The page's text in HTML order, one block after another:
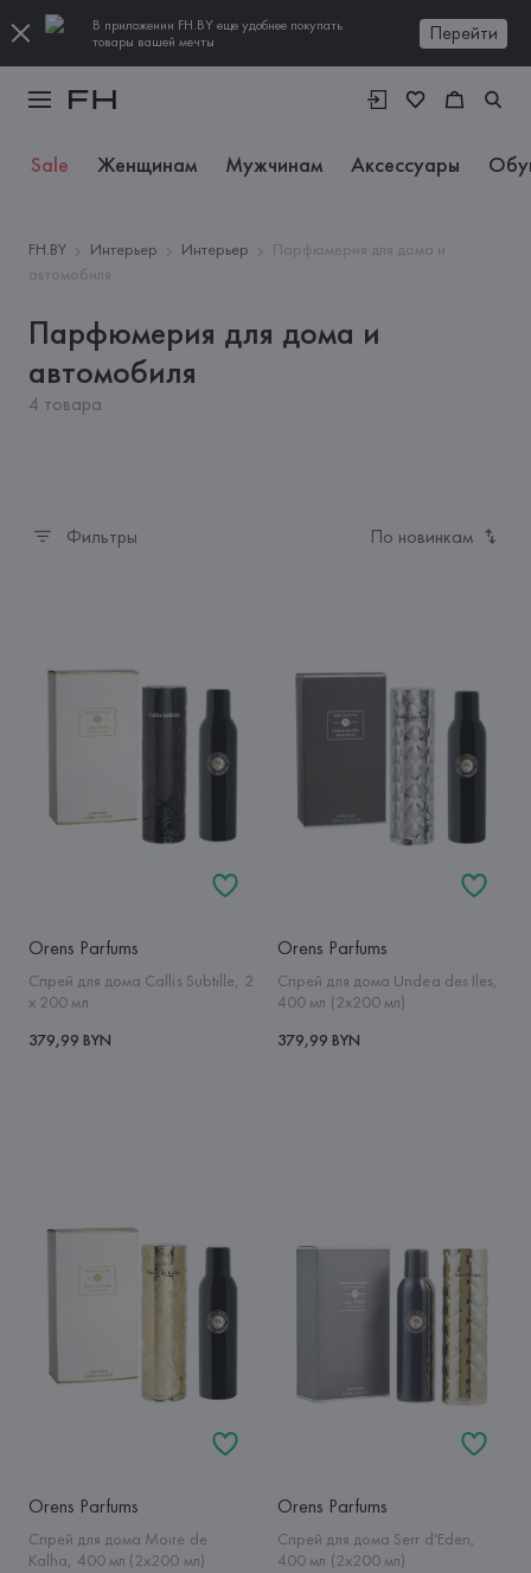
В приложении FH.BY еще удобнее покупать
товары вашей мечты
Перейти
Sale Женщинам Мужчинам Аксессуары
FH.BY Интерьер Интерьер
Парфюмерия для дома и
автомобиля
Парфюмерия для дома и
автомобиля
4 товара
Фильтры По новинкам
Orens Parfums
Спрей для дома Callis Subtille, 2
х 200 мл
379,99 BYN
Orens Parfums
Спрей для дома Undea des Iles,
400 мл (2x200 мл)
379,99 BYN
Orens Parfums
Спрей для дома Moire de
Kalha, 400 мл (2x200 мл)
Orens Parfums
Спрей для дома Serr d'Eden,
400 мл (2x200 мл)